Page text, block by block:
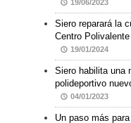
19/06/2023
Siero reparará la
Centro
19/01/2024
Siero habilita una
polideportivo
04/01/2023
Un paso más